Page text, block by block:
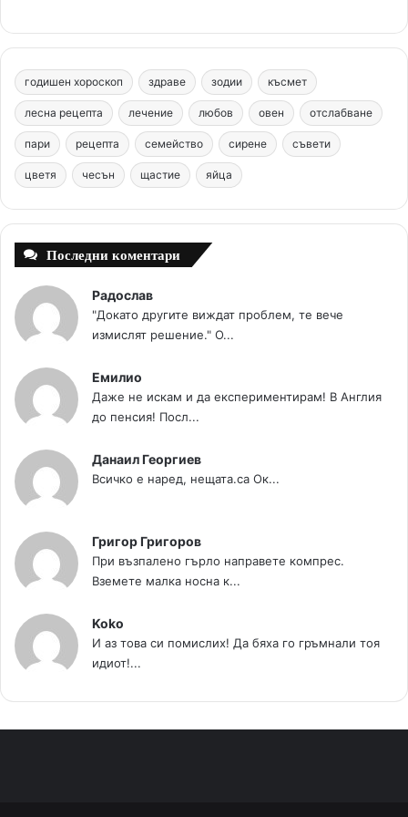
e
b
o
o
k
t
e
r
e
s
t
T
u
b
e
t
a
g
r
m
c
m
годишен хороскоп здраве зодии късмет
лесна рецепта лечение любов овен отслабване
пари рецепта семейство сирене съвети
цветя чесън щастие яйца
Последни коментари
Радослав
"Докато другите виждат проблем, те вече
измислят решение." О...
Емилио
Даже не искам и да експериментирам! В Англия
до пенсия! Посл...
Данаил Георгиев
Всичко е наред, нещата.са Ок...
Григор Григоров
При възпалено гърло направете компрес.
Вземете малка носна к...
Koko
И аз това си помислих! Да бяха го гръмнали тоя
идиот!...